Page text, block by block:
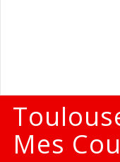
Mes